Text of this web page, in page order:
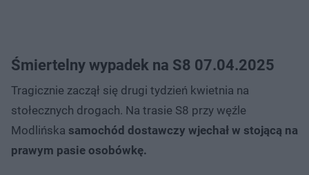
Śmiertelny wypadek na S8 07.04.2025
Tragicznie zaczął się drugi tydzień kwietnia na
stołecznych drogach. Na trasie S8 przy węźle
Modlińska samochód dostawczy wjechał w stojącą na
prawym pasie osobówkę.